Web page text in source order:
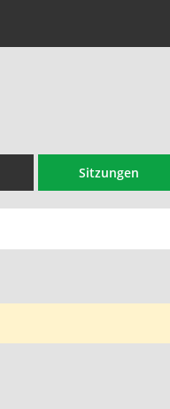
Sitzungen